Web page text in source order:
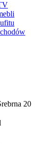
20